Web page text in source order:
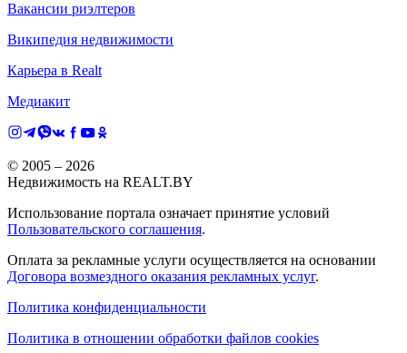
Вакансии риэлтеров
Википедия недвижимости
Карьера в Realt
Медиакит
© 2005 – 2026
Недвижимость на REALT.BY
Использование портала означает принятие условий
Пользовательского соглашения.
Оплата за рекламные услуги осуществляется на основании
Договора возмездного оказания рекламных услуг.
Политика конфиденциальности
Политика в отношении обработки файлов cookies